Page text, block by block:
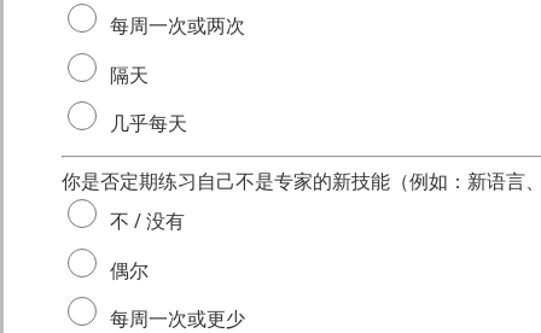
每周一次或两次
隔天
几乎每天
你是否定期练习自己不是专家的新技能（例如：新语言
不 / 没有
偶尔
每周一次或更少